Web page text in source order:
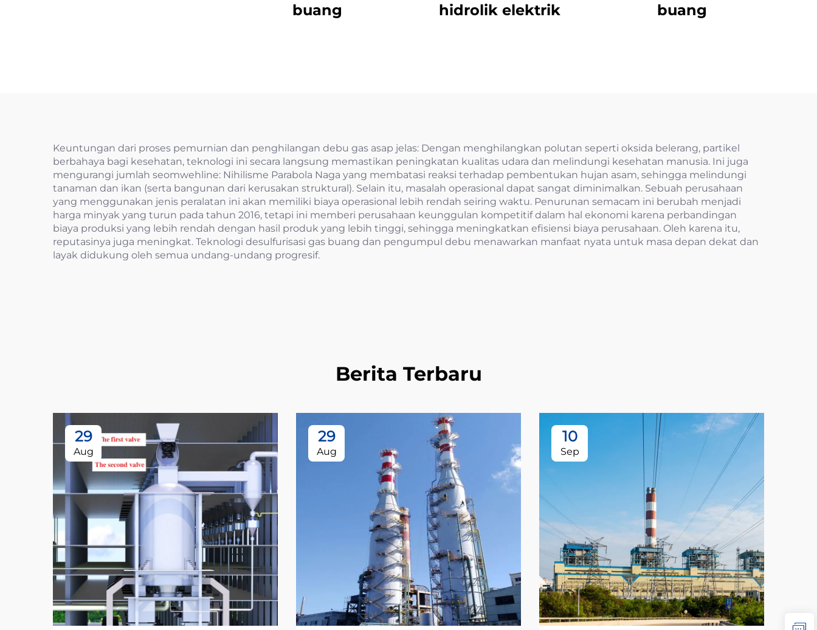
buang
hidrolik elektrik
buang
Keuntungan dari proses pemurnian dan penghilangan debu gas asap jelas: Dengan menghilangkan polutan seperti oksida belerang, partikel
berbahaya bagi kesehatan, teknologi ini secara langsung memastikan peningkatan kualitas udara dan melindungi kesehatan manusia. Ini juga
mengurangi jumlah seomwehline: Nihilisme Parabola Naga yang membatasi reaksi terhadap pembentukan hujan asam, sehingga melindungi
tanaman dan ikan (serta bangunan dari kerusakan struktural). Selain itu, masalah operasional dapat sangat diminimalkan. Sebuah perusahaan
yang menggunakan jenis peralatan ini akan memiliki biaya operasional lebih rendah seiring waktu. Penurunan semacam ini berubah menjadi
harga minyak yang turun pada tahun 2016, tetapi ini memberi perusahaan keunggulan kompetitif dalam hal ekonomi karena perbandingan
biaya produksi yang lebih rendah dengan hasil produk yang lebih tinggi, sehingga meningkatkan efisiensi biaya perusahaan. Oleh karena itu,
reputasinya juga meningkat. Teknologi desulfurisasi gas buang dan pengumpul debu menawarkan manfaat nyata untuk masa depan dekat dan
layak didukung oleh semua undang-undang progresif.
Berita Terbaru
29
Aug
29
Aug
10
Sep